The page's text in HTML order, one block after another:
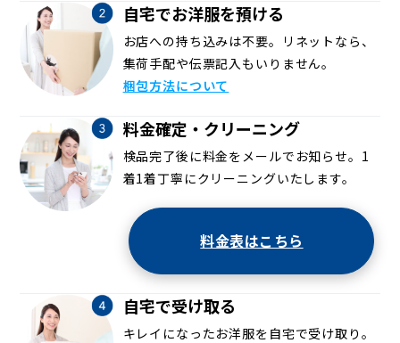
自宅でお洋服を預ける
お店への持ち込みは不要。リネットなら、
集荷手配や伝票記入もいりません。
梱包方法について
料金確定・クリーニング
検品完了後に料金をメールでお知らせ。1
着1着丁寧にクリーニングいたします。
料金表はこちら
自宅で受け取る
キレイになったお洋服を自宅で受け取り。